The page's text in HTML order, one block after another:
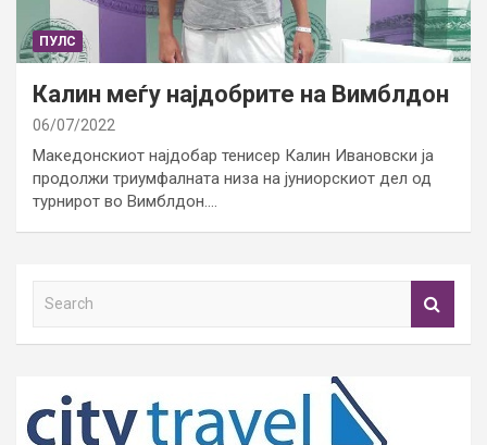
ПУЛС
Калин меѓу најдобрите на Вимблдон
06/07/2022
Македонскиот најдобар тенисер Калин Ивановски ја
продолжи триумфалната низа на јуниорскиот дел од
турнирот во Вимблдон.…
h